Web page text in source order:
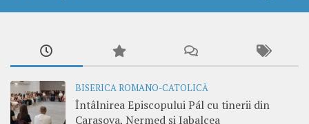
BISERICA ROMANO-CATOLICĂ
Întâlnirea Episcopului Pál cu tinerii din
Carașova, Nermed și Iabalcea